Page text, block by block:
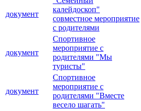
документ
калейдоскоп"
совместное мероприятие
с родителями
документ
Спортивное
мероприятие с
родителями "Мы
туристы"
документ
Спортивное
мероприятие с
родителями "Вместе
весело шагать"